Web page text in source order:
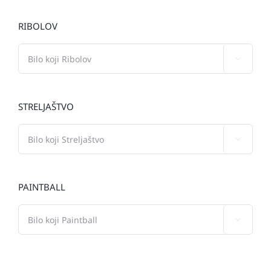
RIBOLOV
STRELJAŠTVO
PAINTBALL